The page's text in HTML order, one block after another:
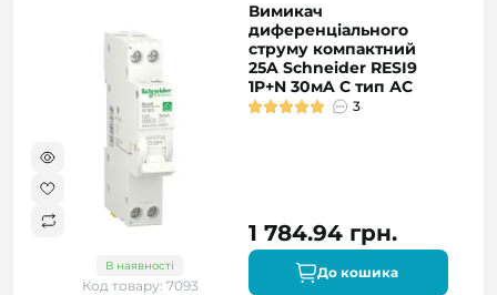
В наявності
Код товару: 7093
Вимикач
диференціального
струму компактний
25A Schneider RESI9
1P+N 30мA C тип АC
3
1 784.94 грн.
До кошика